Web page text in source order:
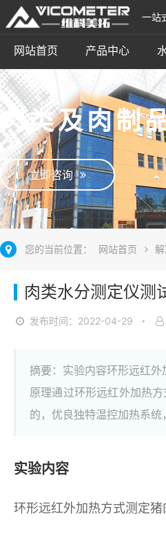
一站
网站首页 产品中心
肉类及肉制
立即咨询
您的当前位置： 网站首页
肉类水分测定仪测
发布时间：2022-04-29
摘要：实验内容环形远红
原理通过环形远红外加热
的，优良独特温控加热系统
实验内容
环形远红外加热方式测定